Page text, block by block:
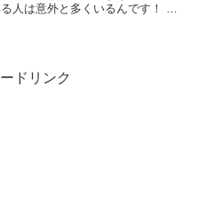
人は意外と多くいるんです！ 特
ドリンク